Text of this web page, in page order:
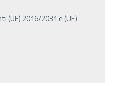
(UE) 2016/2031 e (UE)